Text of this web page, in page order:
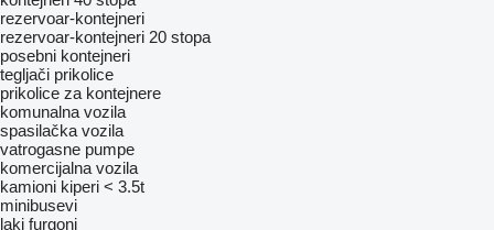
rezervoar-kontejneri
rezervoar-kontejneri 20 stopa
posebni kontejneri
tegljači prikolice
prikolice za kontejnere
komunalna vozila
spasilačka vozila
vatrogasne pumpe
komercijalna vozila
kamioni kiperi < 3.5t
minibusevi
laki furgoni